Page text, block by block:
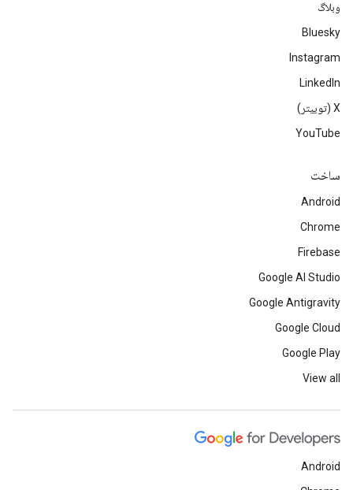
وبلاگ
Bluesky
Instagram
LinkedIn
‫X (توییتر)
YouTube
ساخت
Android
Chrome
Firebase
Google AI Studio
Google Antigravity
Google Cloud
Google Play
View all
Android